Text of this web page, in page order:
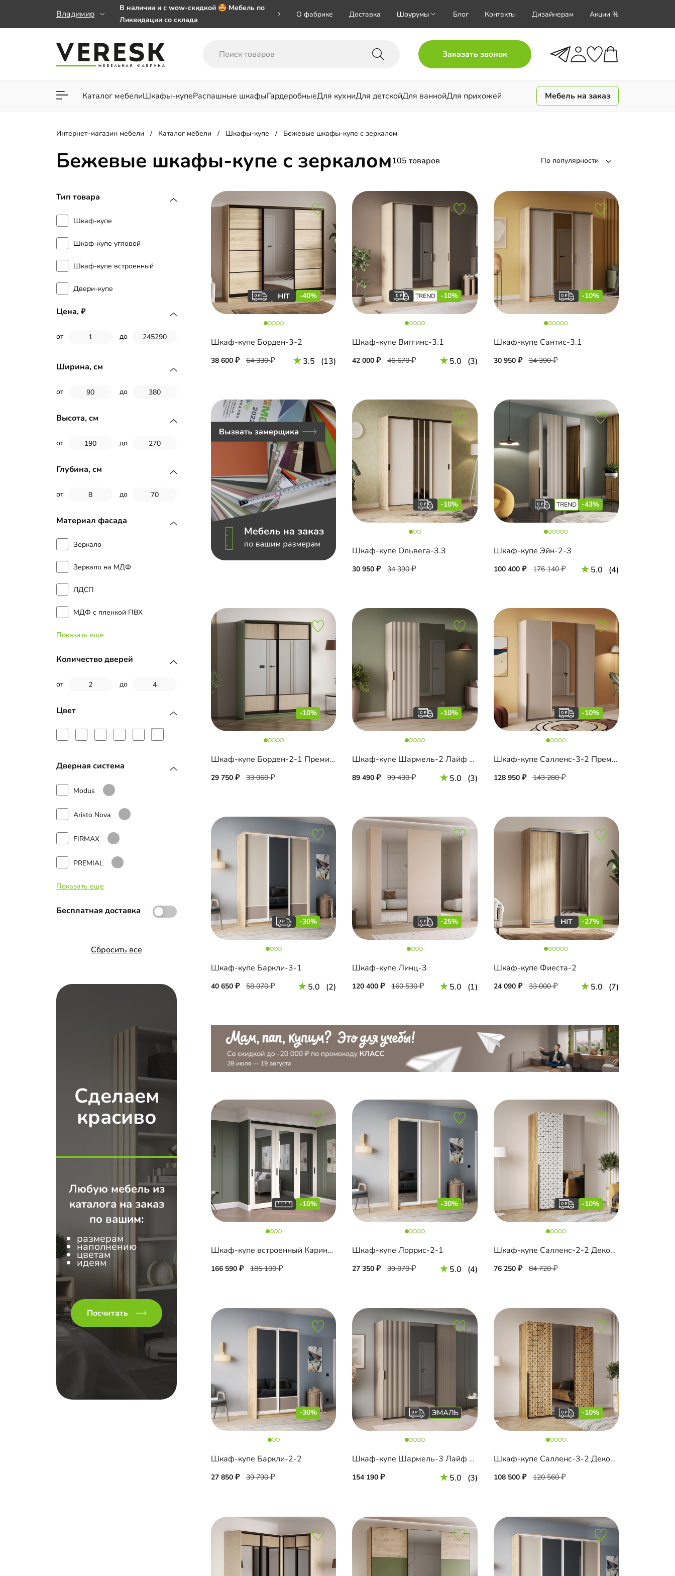
Владимир
В наличии и с wow-скидкой 🤩 Мебель по
Ликвидации со склада
заказе от 50 000 ₽
Важно! Наш Whatsapp переехал на номер
О фабрике Доставка Шоурумы Блог Контакты Дизайнерам Акции %
Заказать звонок
Каталог мебелиШкафы-купеРаспашные шкафыГардеробныеДля кухниДля детскойДля ваннойДля прихожей
Для гостиной Для спальни
Мебель на заказ
Интернет-магазин мебели Каталог мебели Шкафы-купе Бежевые шкафы-купе с зеркалом
Бежевые шкафы-купе с зеркалом105 товаров По популярности
Тип товара
Шкаф-купе
Шкаф-купе угловой
Шкаф-купе встроенный
Двери-купе
Цена,
от до
Ширина, см
от до
Высота, см
от до
Глубина, см
от до
Материал фасада
Зеркало
Зеркало на МДФ
ЛДСП
МДФ с пленкой ПВХ
МДФ с эмалью
Стекло с пленкой Oracal
Фотопечать
Показать еще
Количество дверей
от до
Цвет
Дверная система
Modus
Aristo Nova
FIRMAX
PREMIAL
INTEGRO
Hettich Top Line
Показать еще
Бесплатная доставка
Сбросить все
Сделаем
красиво
Любую мебель из
каталога на заказ
по вашим:
размерам
наполнению
цветам
идеям
Посчитать
-40%
Шкаф-купе Борден-3-2
38 600 64 330 3.5 (13)
-10%
Шкаф-купе Виггинс-3.1
42 000 46 670 5.0 (3)
-10%
Шкаф-купе Сантис-3.1
30 950 34 390
-10%
Шкаф-купе Ольвега-3.3
30 950 34 390
-43%
Шкаф-купе Эйн-2-3
100 400 176 140 5.0 (4)
-10%
Шкаф-купе Борден-2-1 Премиум
29 750 33 060
-10%
Шкаф-купе Шармель-2 Лайф с зеркалом
89 490 99 430 5.0 (3)
-10%
Шкаф-купе Салленс-3-2 Премиум
128 950 143 280
-30%
Шкаф-купе Баркли-3-1
40 650 58 070 5.0 (2)
-25%
Шкаф-купе Линц-3
120 400 160 530 5.0 (1)
-27%
Шкаф-купе Фиеста-2
24 090 33 000 5.0 (7)
-10%
Шкаф-купе встроенный Карини-3-1
166 590 185 100
-30%
Шкаф-купе Лоррис-2-1
27 350 39 070 5.0 (4)
-10%
Шкаф-купе Салленс-2-2 Декор 3
76 250 84 720
-30%
Шкаф-купе Баркли-2-2
27 850 39 790
Шкаф-купе Шармель-3 Лайф Эмаль с зеркалом
154 190 5.0 (3)
-10%
Шкаф-купе Салленс-3-2 Декор 3
108 500 120 560